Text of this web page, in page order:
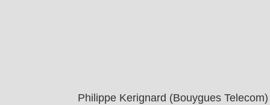
Philippe Kerignard (Bouygues